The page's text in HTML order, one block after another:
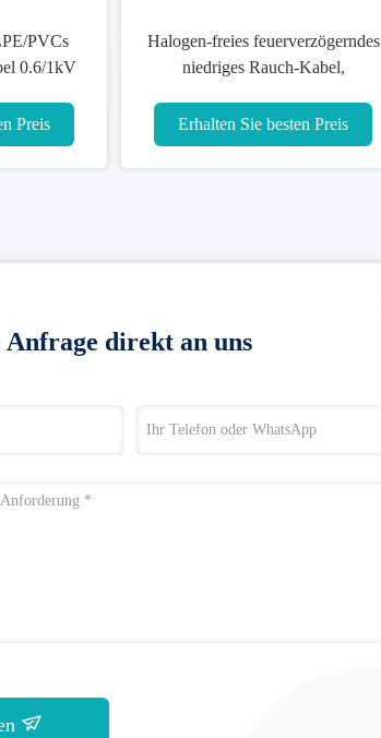
PVCs
0.6/1kV
Preis
Halogen-freies feuerverzögerndes
niedriges Rauch-Kabel,
Erhalten Sie besten Preis
Anfrage direkt an uns